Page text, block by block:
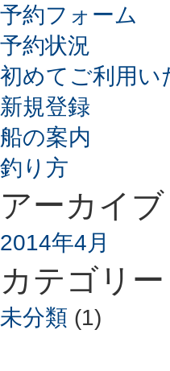
予約フォーム
予約状況
初めてご利用い
新規登録
船の案内
釣り方
アーカイブ
2014年4月
カテゴリー
未分類 (1)